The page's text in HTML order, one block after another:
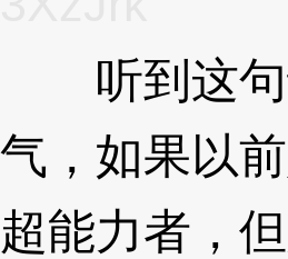
听到这句
气，如果以
超能力者，